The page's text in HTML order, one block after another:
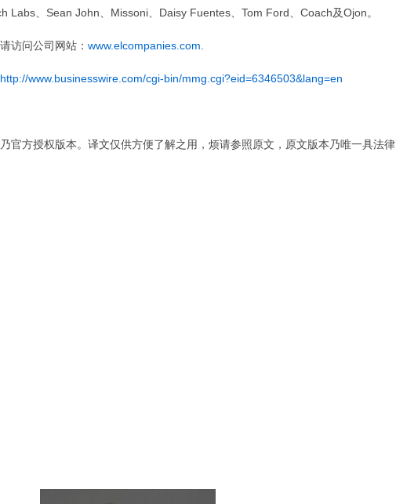
Labs、Sean John、Missoni、Daisy Fuentes、Tom Ford、Coach及Ojon。
访问公司网站： www.elcompanies.com
http://www.businesswire.com/cgi-bin/mmg.cgi?eid=6346503&lang=en
官方授权版本。译文仅供方便了解之用，烦请参照原文，原文版本乃唯一具法律